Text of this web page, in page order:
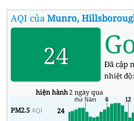
AQI củaMunro,
24 Đã cập
nhiệt
hiện hành2 ngày qua
PM2.5AQI 24